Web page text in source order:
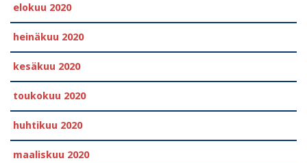
elokuu 2020
heinäkuu 2020
kesäkuu 2020
toukokuu 2020
huhtikuu 2020
maaliskuu 2020